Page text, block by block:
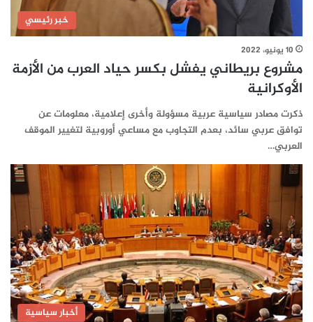
خبر رئيسي
10 يونيو، 2022
مشروع بريطاني يفشل بكسر حياد العرب من الأزمة
الأوكرانية
ذكرت مصادر سياسية عربية مسؤولة وأخرى إعلامية، معلومات عن
توافق عربي سائد، بعدم التجاوب مع مساعي أوروبية لتغيير الموقف
العربي…
أخبار سياسية